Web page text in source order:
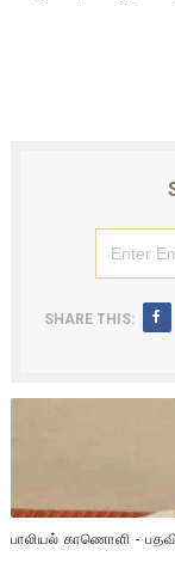
SHARE THIS:
பாலியல் காணொளி -